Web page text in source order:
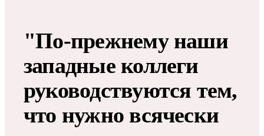
"По-прежнему наши
западные коллеги
руководствуются тем,
что нужно всячески